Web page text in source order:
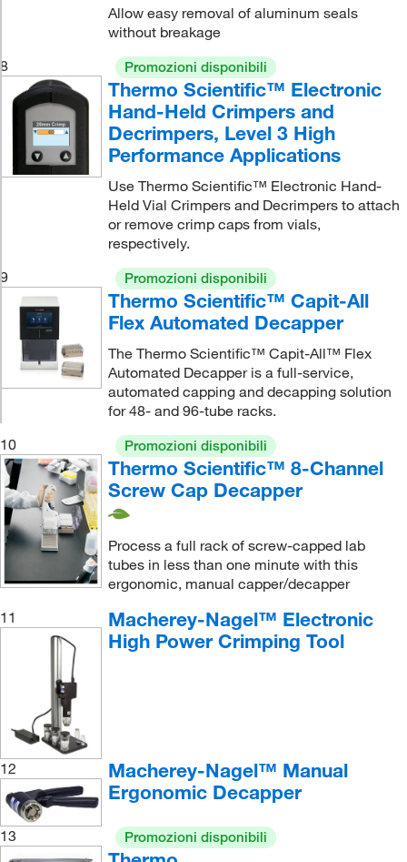
Allow easy removal of aluminum seals
without breakage
8
Promozioni disponibili
Thermo Scientific™ Electronic
Hand-Held Crimpers and
Decrimpers, Level 3 High
Performance Applications
Use Thermo Scientific™ Electronic Hand-
Held Vial Crimpers and Decrimpers to attach
or remove crimp caps from vials,
respectively.
9
Promozioni disponibili
Thermo Scientific™ Capit-All
Flex Automated Decapper
The Thermo Scientific™ Capit-All™ Flex
Automated Decapper is a full-service,
automated capping and decapping solution
for 48- and 96-tube racks.
10
Promozioni disponibili
Thermo Scientific™ 8-Channel
Screw Cap Decapper
Process a full rack of screw-capped lab
tubes in less than one minute with this
ergonomic, manual capper/decapper
11
Macherey-Nagel™ Electronic
High Power Crimping Tool
12
Macherey-Nagel™ Manual
Ergonomic Decapper
13 Promozioni disponibili